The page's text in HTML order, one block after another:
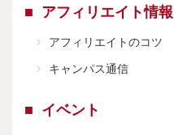
アフィリエイト情報
アフィリエイトのコツ
キャンパス通信
イベント